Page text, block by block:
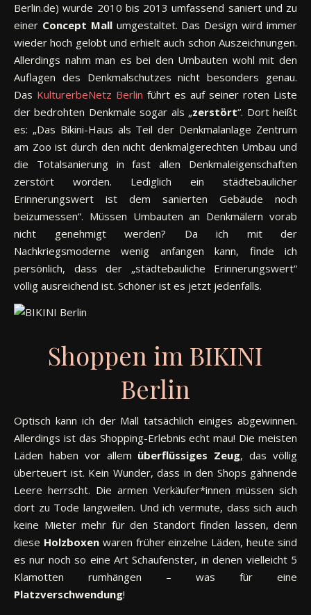
Berlin.de) wurde 2010 bis 2013 umfassend saniert und zu
einer Concept Mallumgestaltet. Das Design wird immer
wieder hoch gelobt und erhielt auch schon Auszeichnungen.
Allerdings nahm man es bei den Umbauten wohl mit den
Auflagen des Denkmalschutzes nicht besonders genau.
Das KulturerbeNetz Berlin führt es auf seiner roten Liste
der bedrohten Denkmale sogar als „zerstört“. Dort heißt
es: „Das Bikini-Haus als Teil der Denkmalanlage Zentrum
am Zoo ist durch den nicht denkmalgerechten Umbau und
die Totalsanierung in fast allen Denkmaleigenschaften
zerstört worden. Lediglich ein städtebaulicher
Erinnerungswert ist dem sanierten Gebäude noch
beizumessen“. Müssen Umbauten an Denkmälern vorab
nicht genehmigt werden? Da ich mit der
Nachkriegsmoderne wenig anfangen kann, finde ich
persönlich, dass der „städtebauliche Erinnerungswert“
völlig ausreichend ist. Schöner ist es jetzt jedenfalls.
Shoppen im BIKINI
Berlin
Optisch kann ich der Mall tatsächlich einiges abgewinnen.
Allerdings ist das Shopping-Erlebnis echt mau! Die meisten
Läden haben vor allem überflüssiges Zeug, das völlig
überteuert ist. Kein Wunder, dass in den Shops gähnende
Leere herrscht. Die armen Verkäufer*innen müssen sich
dort zu Tode langweilen. Und ich vermute, dass sich auch
keine Mieter mehr für den Standort finden lassen, denn
diese Holzboxenwaren früher einzelne Läden, heute sind
es nur noch so eine Art Schaufenster, in denen vielleicht 5
Klamotten rumhängen – was für eine
Platzverschwendung!